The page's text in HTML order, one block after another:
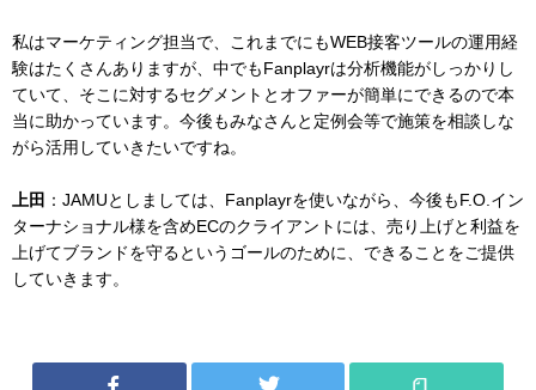
私はマーケティング担当で、これまでにもWEB接客ツールの運用経
験はたくさんありますが、中でもFanplayrは分析機能がしっかりし
ていて、そこに対するセグメントとオファーが簡単にできるので本
当に助かっています。今後もみなさんと定例会等で施策を相談しな
がら活用していきたいですね。
上田 ：JAMUとしましては、Fanplayrを使いながら、今後もF.O.イン
ターナショナル様を含めECのクライアントには、売り上げと利益を
上げてブランドを守るというゴールのために、できることをご提供
していきます。